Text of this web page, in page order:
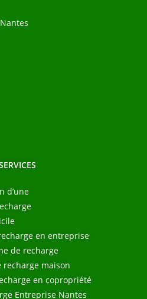
d’une
en entreprise
de recharge
maison
en copropriété
Entreprise Nantes